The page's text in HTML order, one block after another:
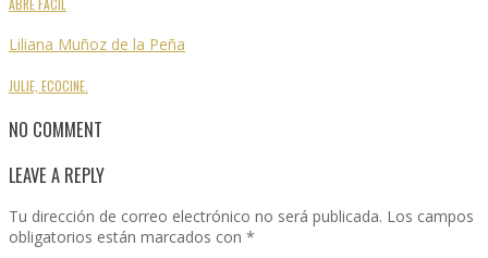
ABRE FÁCIL
Liliana Muñoz de la Peña
JULIE, ECOCINE.
NO COMMENT
LEAVE A REPLY
Tu dirección de correo electrónico no será publicada. Los campos
obligatorios están marcados con *